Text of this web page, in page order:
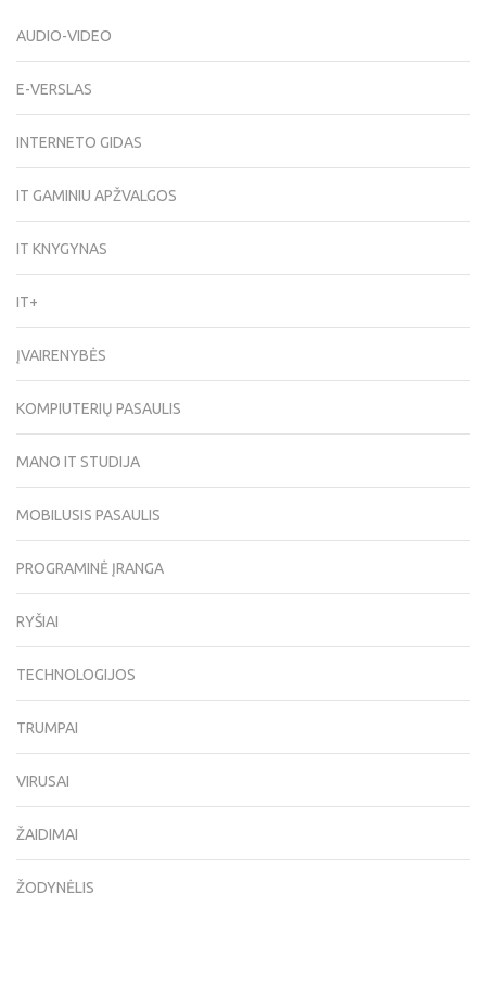
AUDIO-VIDEO
E-VERSLAS
INTERNETO GIDAS
IT GAMINIU APŽVALGOS
IT KNYGYNAS
IT+
ĮVAIRENYBĖS
KOMPIUTERIŲ PASAULIS
MANO IT STUDIJA
MOBILUSIS PASAULIS
PROGRAMINĖ ĮRANGA
RYŠIAI
TECHNOLOGIJOS
TRUMPAI
VIRUSAI
ŽAIDIMAI
ŽODYNĖLIS